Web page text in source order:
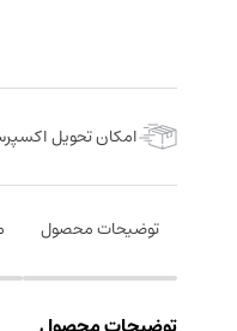
امکان تحویل
توضیحات محصول